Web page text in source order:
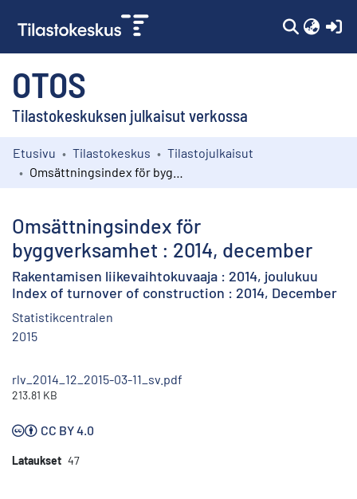
OTOS
Tilastokeskuksen julkaisut verkossa
Kokoelmat
Etusivu Tilastokeskus
Tilastojulkaisut
Omsättningsindex för
byggverksamhet : 2014, december
Rakentamisen liikevaihtokuvaaja : 2014, joulukuu
Index of turnover of construction : 2014, December
Statistikcentralen
2015
rlv_2014_12_2015-03-11_sv.pdf
213.81 KB
CC BY 4.0
Lataukset 47